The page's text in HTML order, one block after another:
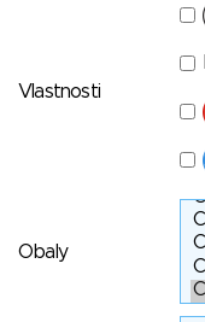
Vlastnosti
Obaly